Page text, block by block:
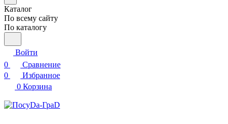
Каталог
По всему сайту
По каталогу
Войти
0
Сравнение
0
Избранное
0 Корзина